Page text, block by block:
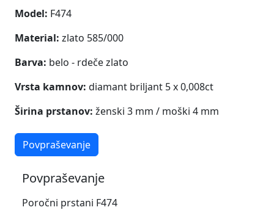
Model: F474
Material: zlato 585/000
Barva: belo - rdeče zlato
Vrsta kamnov: diamant briljant 5x 0,008ct
Širina prstanov: ženski 3 mm / moški 4 mm
Povpraševanje
Povpraševanje
Poročni prstani F474